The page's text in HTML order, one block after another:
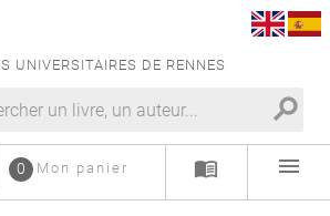
UNIVERSITAIRES DE RENNES
search
Mon panier
0 menu_book menu